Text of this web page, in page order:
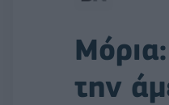
την